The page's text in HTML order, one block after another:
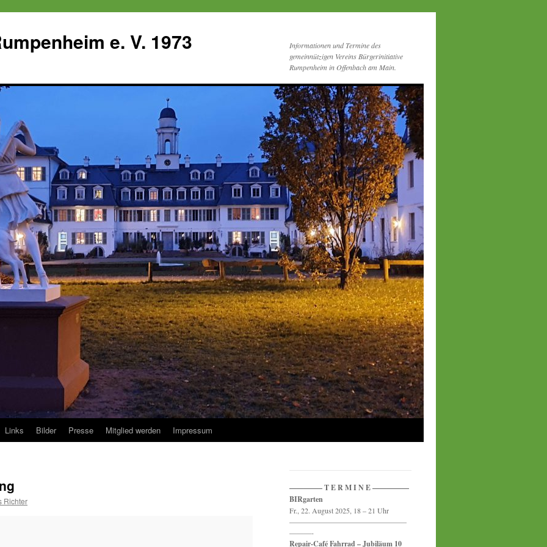
e. V. 1973
Informationen und Termine des
gemeinnützigen Vereins Bürgerinitiative
Rumpenheim in Offenbach am Main.
Links Bilder Presse Mitglied werden Impressum
Richter
————– T E R M I N E —————
BIRgarten
Fr., 22. August 2025, 18 – 21 Uhr
————————————————
———-
Repair-Café Fahrrad – Jubiläum 10